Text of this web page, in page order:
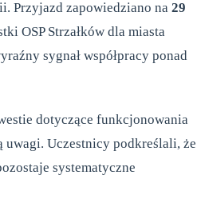
Przyjazd zapowiedziano na 29
OSP Strzałków dla miasta
sygnał współpracy ponad
dotyczące funkcjonowania
uwagi. Uczestnicy podkreślali, że
systematyczne